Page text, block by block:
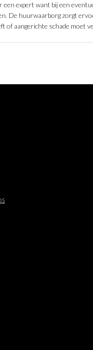
expert want bij een
De huurwaarborg zorgt
aangerichte schade moet